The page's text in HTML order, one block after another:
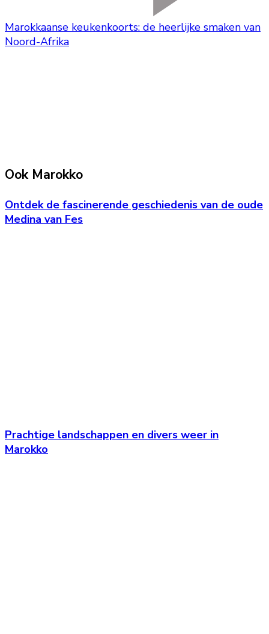
Marokkaanse keukenkoorts: de heerlijke smaken van
Noord-Afrika
Ook Marokko
Ontdek de fascinerende geschiedenis van de oude
Medina van Fes
Prachtige landschappen en divers weer in
Marokko